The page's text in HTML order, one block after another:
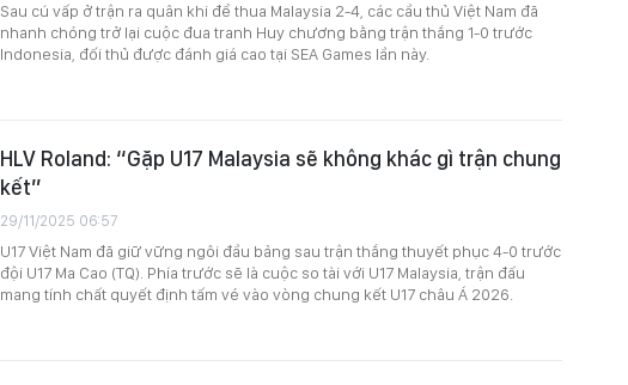
Sau cú vấp ở trận ra quân khi để thua Malaysia 2-4, các cầu thủ Việt Nam đã
nhanh chóng trở lại cuộc đua tranh Huy chương bằng trận thắng 1-0 trước
Indonesia, đối thủ được đánh giá cao tại SEA Games lần này.
HLV Roland: “Gặp U17 Malaysia sẽ không khác gì trận chung
kết”
29/11/2025 06:57
U17 Việt Nam đã giữ vững ngôi đầu bảng sau trận thắng thuyết phục 4-0 trước
đội U17 Ma Cao (TQ). Phía trước sẽ là cuộc so tài với U17 Malaysia, trận đấu
mang tính chất quyết định tấm vé vào vòng chung kết U17 châu Á 2026.